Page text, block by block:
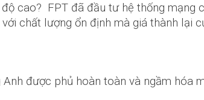
cao? FPT đã đầu tư hệ thống mạng
với chất lượng ổn định mà giá thành lại
được phủ hoàn toàn và ngầm hóa